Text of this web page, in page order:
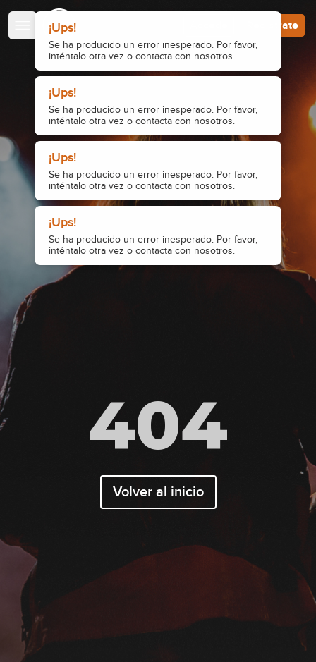
¡Ups!
Se ha producido un error inesperado. Por favor,
inténtalo otra vez o contacta con nosotros.
¡Ups!
Se ha producido un error inesperado. Por favor,
inténtalo otra vez o contacta con nosotros.
¡Ups!
Se ha producido un error inesperado. Por favor,
inténtalo otra vez o contacta con nosotros.
¡Ups!
Se ha producido un error inesperado. Por favor,
inténtalo otra vez o contacta con nosotros.
Regístrate
404
Volver al inicio
Escuela de Guitarristas